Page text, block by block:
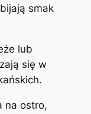
smak
lub
się w
na ostro,